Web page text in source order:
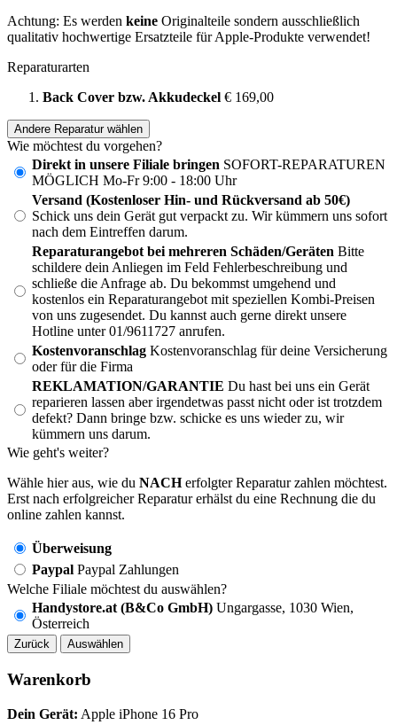
Achtung: Es werden keine Originalteile sondern ausschließlich
qualitativ hochwertige Ersatzteile für Apple-Produkte verwendet!
Reparaturarten
Back Cover bzw. Akkudeckel € 169,00
Andere Reparatur wählen
Wie möchtest du vorgehen?
Direkt in unsere Filiale bringen SOFORT-REPARATUREN
MÖGLICH Mo-Fr 9:00 - 18:00 Uhr
Versand (Kostenloser Hin- und Rückversand ab 50€)
Schick uns dein Gerät gut verpackt zu. Wir kümmern uns sofort
nach dem Eintreffen darum.
Reparaturangebot bei mehreren Schäden/Geräten Bitte
schildere dein Anliegen im Feld Fehlerbeschreibung und
schließe die Anfrage ab. Du bekommst umgehend und
kostenlos ein Reparaturangebot mit speziellen Kombi-Preisen
von uns zugesendet. Du kannst auch gerne direkt unsere
Hotline unter 01/9611727 anrufen.
Kostenvoranschlag Kostenvoranschlag für deine Versicherung
oder für die Firma
REKLAMATION/GARANTIE Du hast bei uns ein Gerät
reparieren lassen aber irgendetwas passt nicht oder ist trotzdem
defekt? Dann bringe bzw. schicke es uns wieder zu, wir
kümmern uns darum.
Wie geht's weiter?
Wähle hier aus, wie du NACHerfolgter Reparatur zahlen möchtest.
Erst nach erfolgreicher Reparatur erhälst du eine Rechnung die du
online zahlen kannst.
Überweisung
Paypal Paypal Zahlungen
Welche Filiale möchtest du auswählen?
Handystore.at (B&Co GmbH) Ungargasse, 1030 Wien,
Österreich
Zurück Auswählen
Warenkorb
Dein Gerät: Apple iPhone 16 Pro